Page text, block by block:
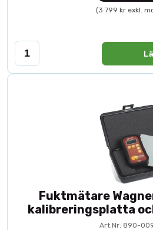
(3 799 kr exkl.
Fuktmätare
kalibreringsplatta
Art.Nr: 890-